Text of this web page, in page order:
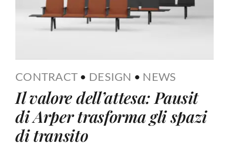
CONTRACT • DESIGN • NEWS
Il valore dell’attesa: Pausit
di Arper trasforma gli spazi
di transito